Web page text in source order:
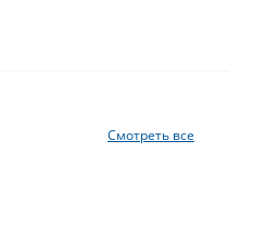
Смотреть все